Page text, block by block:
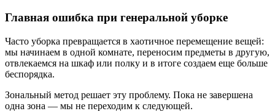
Главная ошибка при генеральной уборке
Часто уборка превращается в хаотичное перемещение вещей:
мы начинаем в одной комнате, переносим предметы в другую,
отвлекаемся на шкаф или полку и в итоге создаем еще больше
беспорядка.
Зональный метод решает эту проблему. Пока не завершена
одна зона — мы не переходим к следующей.